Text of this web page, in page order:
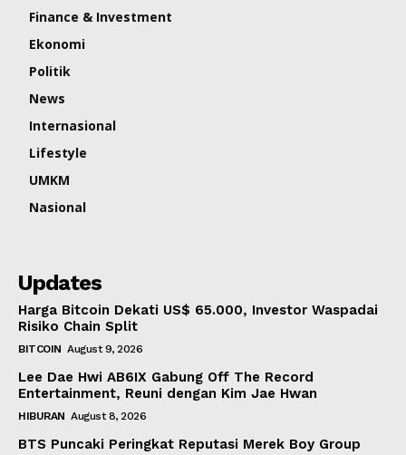
Finance & Investment
Ekonomi
Politik
News
Internasional
Lifestyle
UMKM
Nasional
Updates
Harga Bitcoin Dekati US$ 65.000, Investor Waspadai
Risiko Chain Split
BITCOIN August 9, 2026
Lee Dae Hwi AB6IX Gabung Off The Record
Entertainment, Reuni dengan Kim Jae Hwan
HIBURAN August 8, 2026
BTS Puncaki Peringkat Reputasi Merek Boy Group